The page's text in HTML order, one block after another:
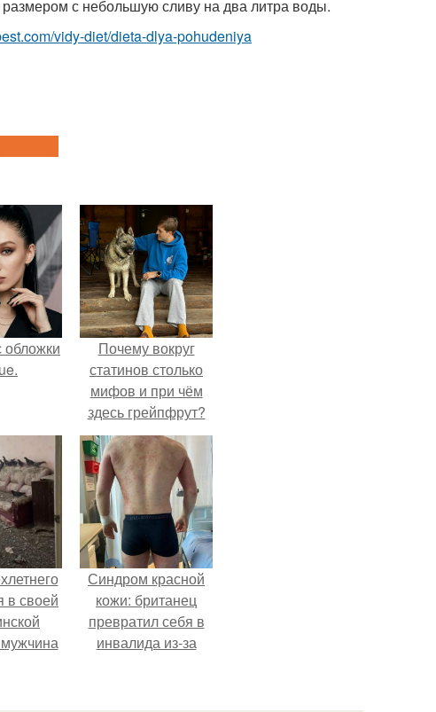
с небольшую сливу на два литра воды.
vidy-diet/dieta-dlya-pohudeniya
обложки
Почему вокруг
статинов столько
мифов и при чём
здесь грейпфрут?
в своей
Синдром красной
кожи: британец
превратил себя в
инвалида из-за
мази.